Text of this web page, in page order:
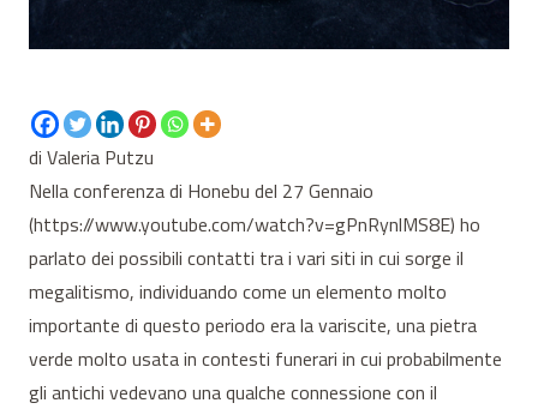
di Valeria Putzu
Nella conferenza di Honebu del 27 Gennaio
(https://www.youtube.com/watch?v=gPnRynlMS8E) ho
parlato dei possibili contatti tra i vari siti in cui sorge il
megalitismo, individuando come un elemento molto
importante di questo periodo era la variscite, una pietra
verde molto usata in contesti funerari in cui probabilmente
gli antichi vedevano una qualche connessione con il